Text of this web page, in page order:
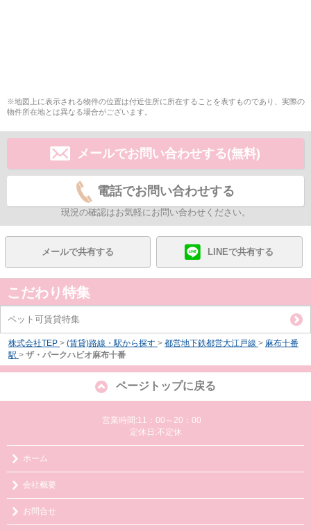
※地図上に表示される物件の位置は付近住所に所在することを表すものであり、実際の
物件所在地とは異なる場合がございます。
メールでお問い合わせする(無料)
電話でお問い合わせする
現況の確認はお気軽にお問い合わせください。
メールで共有する LINEで共有する
こだわり特集
ペット可賃貸特集
株式会社TEP > (賃貸)路線・駅から探す > 都営地下鉄都営大江戸線 > 麻布十番
駅 > ザ・パークハビオ麻布十番
ページトップに戻る
営業時間:11：00～20：00
定休日:不定休
ホーム
会社概要
お問合せ